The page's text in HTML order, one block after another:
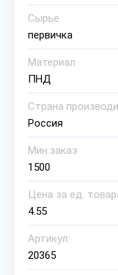
Сырье
первичка
Материал
ПНД
Страна
Россия
Мин.заказ
1500
Цена за ед.
4.55
Артикул:
20365